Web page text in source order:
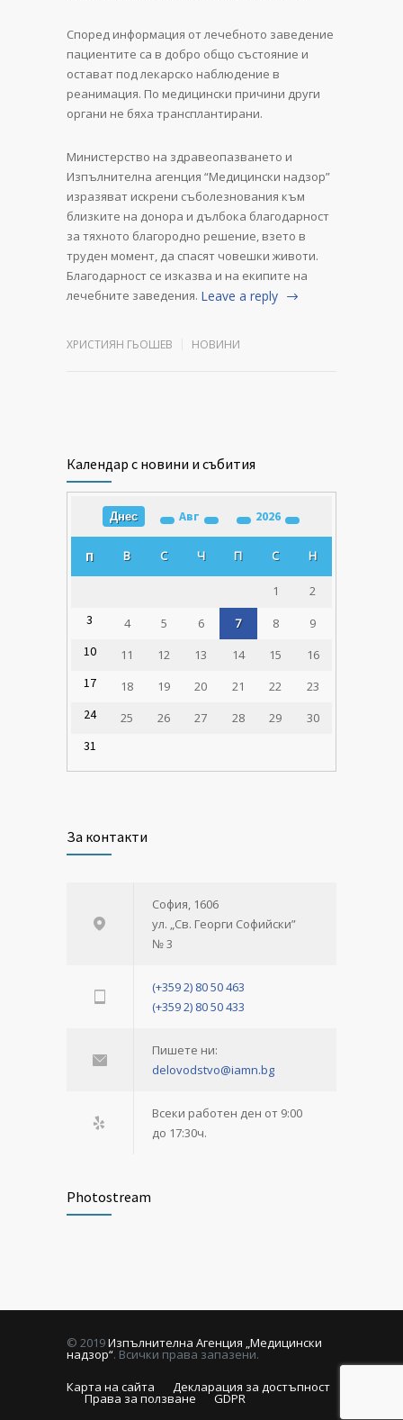
Според информация от лечебното заведение
пациентите са в добро общо състояние и
остават под лекарско наблюдение в
реанимация. По медицински причини други
органи не бяха трансплантирани.
Министерство на здравеопазването и
Изпълнителна агенция “Медицински надзор”
изразяват искрени съболезнования към
близките на донора и дълбока благодарност
за тяхното благородно решение, взето в
труден момент, да спасят човешки животи.
Благодарност се изказва и на екипите на
лечебните заведения. Leave a reply
ХРИСТИЯН ГЬОШЕВ НОВИНИ
Календар с новини и събития
Днес Авг 2026
П В С Ч П С Н
1
2
3
4 5 6 7 8
9
10
11 12 13 14 15
16
17
18 19 20 21 22
23
24
25 26 27 28 29
30
31
За контакти
София, 1606
ул. „Св. Георги Софийски”
№ 3
(+359 2) 80 50 463
(+359 2) 80 50 433
Пишете ни:
delovodstvo@iamn.bg
Всеки работен ден от 9:00
до 17:30ч.
Photostream
© 2019Изпълнителна Агенция „Медицински
надзор“. Всички права запазени.
Карта на сайта
Декларация за достъпност
Права за ползване GDPR